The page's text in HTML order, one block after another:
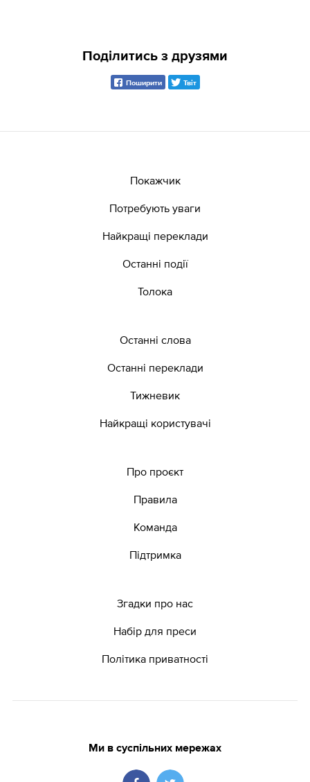
Поділитись з друзями
Поширити Твіт
Покажчик
Потребують уваги
Найкращі переклади
Останні події
Толока
Останні слова
Останні переклади
Тижневик
Найкращі користувачі
Про проєкт
Правила
Команда
Підтримка
Згадки про нас
Набір для преси
Політика приватності
Ми в суспільних мережах